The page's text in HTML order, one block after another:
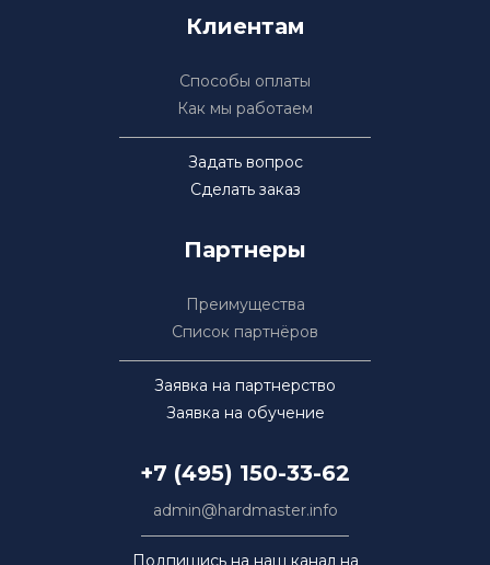
Клиентам
Способы оплаты
Как мы работаем
Задать вопрос
Сделать заказ
Партнеры
Преимущества
Список партнёров
Заявка на партнерство
Заявка на обучение
+7 (495) 150-33-62
admin@hardmaster.info
Подпишись на наш канал на